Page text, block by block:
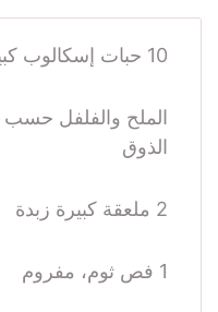
10 حبات إسكالوب كبيرة
الملح والفلفل حسب
الذوق
2 ملعقة كبيرة زبدة
1 فص ثوم، مفروم